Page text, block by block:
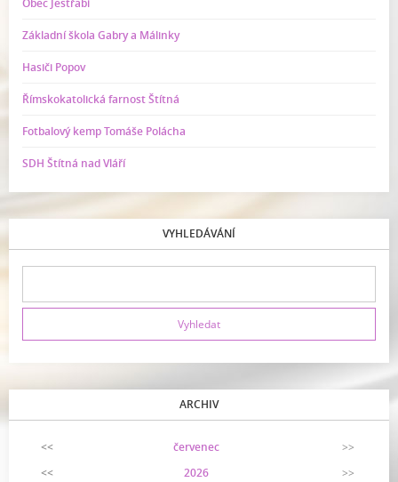
Obec Jestřabí
Základní škola Gabry a Málinky
Hasiči Popov
Římskokatolická farnost Štítná
Fotbalový kemp Tomáše Polácha
SDH Štítná nad Vláří
VYHLEDÁVÁNÍ
ARCHIV
<< červenec
>>
<<
2026
>>